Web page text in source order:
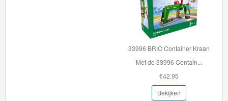
33996 BRIO Container Kraan
Met de 33996 Contain...